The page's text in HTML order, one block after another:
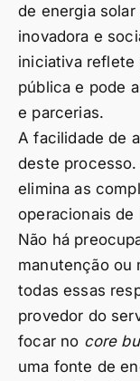
de energia
inovadora e
iniciativa reflete
pública e pode
e parcerias.
A facilidade de
deste
elimina as
operacionais de
Não há
manutenção ou
todas essas
provedor do
focar no core
uma fonte de